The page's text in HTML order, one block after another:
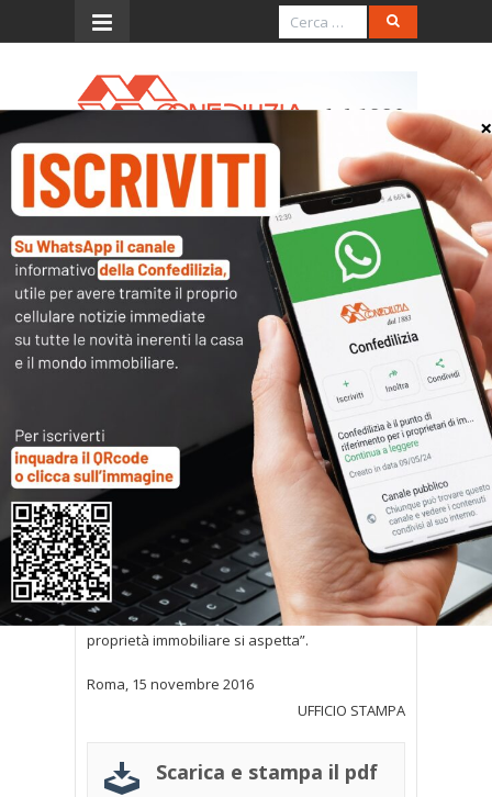
Menu
Confedilizia su ritiro
emendamento IMI
Dichiarazione del presidente di Confedilizia, Giorgio
Spaziani Testa
“Siamo soddisfatti per il ritiro
dell’emendamento istitutivo dell’Imi.
Auspichiamo che si possa ripartire da qui per
arricchire la legge di bilancio con misure di
riduzione della tassazione sugli immobili, di cui
il settore ha urgente necessità. Confedilizia ha
presentato al Parlamento e al Governo le sue
proposte, selezionando le maggiori priorità, che
riguardano in particolare i locali commerciali
affittati e le locazioni abitative a canone
calmierato. E’ questa l’attenzione che la
proprietà immobiliare si aspetta”.
Roma, 15 novembre 2016
UFFICIO STAMPA
Scarica e stampa il pdf